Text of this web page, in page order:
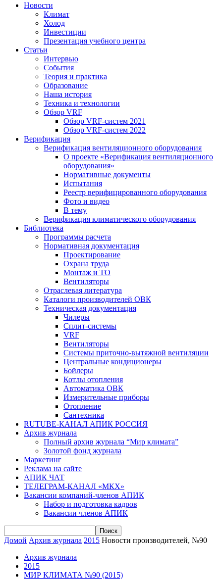
Новости
Климат
Холод
Инвестиции
Презентация учебного центра
Статьи
Интервью
События
Теория и практика
Образование
Наша история
Техника и технологии
Обзор VRF
Обзор VRF-систем 2021
Обзор VRF-систем 2022
Верификация
Верификация вентиляционного оборудования
О проекте «Верификация вентиляционного
оборудования»
Нормативные документы
Испытания
Реестр верифицированного оборудования
Фото и видео
В тему
Верификация климатического оборудования
Библиотека
Программы расчета
Нормативная документация
Проектирование
Охрана труда
Монтаж и ТО
Вентиляторы
Отраслевая литература
Каталоги производителей ОВК
Техническая документация
Чилеры
Сплит-системы
VRF
Вентиляторы
Системы приточно-вытяжной вентиляции
Центральные кондиционеры
Бойлеры
Котлы отопления
Автоматика ОВК
Измерительные приборы
Отопление
Сантехника
RUTUBE-КАНАЛ АПИК РОССИЯ
Архив журнала
Полный архив журнала “Мир климата”
Золотой фонд журнала
Маркетинг
Реклама на сайте
АПИК ЧАТ
ТЕЛЕГРАМ-КАНАЛ «МКХ»
Вакансии компаний-членов АПИК
Набор и подготовка кадров
Вакансии членов АПИК
Домой Архив журнала 2015 Новости производителей, №90
Архив журнала
2015
МИР КЛИМАТА №90 (2015)